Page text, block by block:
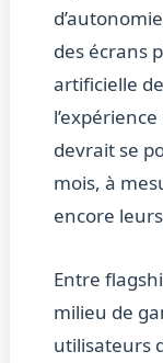
des écrans
artificielle
devrait se
mois, à
encore
Entre
milieu de
utilisateurs